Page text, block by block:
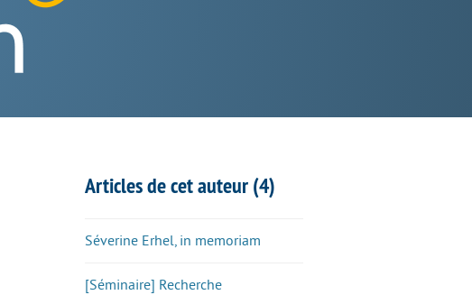
Articles de cet auteur (4)
Séverine Erhel, in memoriam
[Séminaire] Recherche